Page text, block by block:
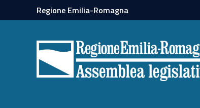
Regione Emilia-Romagna